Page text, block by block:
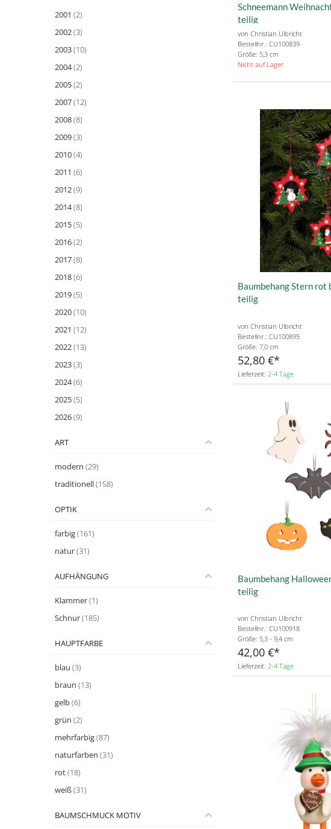
2001 (2)
2002(3)
2003(10)
2004(2)
2005(2)
2007(12)
2008(8)
2009(3)
2010(4)
2011 (6)
2012(9)
2014(8)
2015(5)
2016(2)
2017(8)
2018(6)
2019(5)
2020(10)
2021 (12)
2022(13)
2023(3)
2024(6)
2025(5)
2026(9)
ART
modern (29)
traditionell(158)
OPTIK
farbig(161)
natur(31)
AUFHÄNGUNG
Klammer(1)
Schnur(185)
HAUPTFARBE
blau (3)
braun (13)
gelb(6)
grün (2)
mehrfarbig(87)
naturfarben (31)
rot(18)
weiß(31)
BAUMSCHMUCK MOTIV
Schneemann
teilig
von Christian Ulbricht
Bestellnr.: CU100839
Größe: 5,3 cm
Nicht auf Lager
Baumbehang Stern rot
teilig
von Christian Ulbricht
Bestellnr.: CU100895
Größe: 7,0 cm
52,80 €
Lieferzeit: 2-4 Tage
Baumbehang
teilig
von Christian Ulbricht
Bestellnr.: CU100918
Größe: 5,3 - 9,4 cm
42,00 €
Lieferzeit: 2-4 Tage